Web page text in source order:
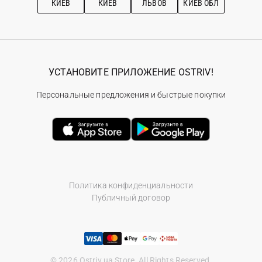
КИЕВ КИЕВ ЛЬВОВ КИЕВ ОБЛ
Политика конфиденциальности
Публичный договор
УСТАНОВИТЕ ПРИЛОЖЕНИЕ OSTRIV!
Персональные предложения и быстрые покупки